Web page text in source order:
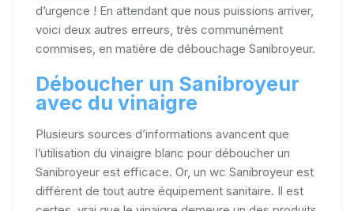
d’urgence ! En attendant que nous puissions arriver,
voici deux autres erreurs, très communément
commises, en matière de débouchage Sanibroyeur.
Déboucher un Sanibroyeur
avec du vinaigre
Plusieurs sources d’informations avancent que
l’utilisation du vinaigre blanc pour déboucher un
Sanibroyeur est efficace. Or, un wc Sanibroyeur est
différent de tout autre équipement sanitaire. Il est